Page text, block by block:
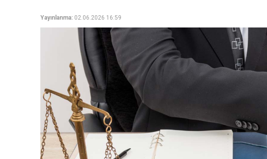
Yayınlanma: 02.06.2026 16:59